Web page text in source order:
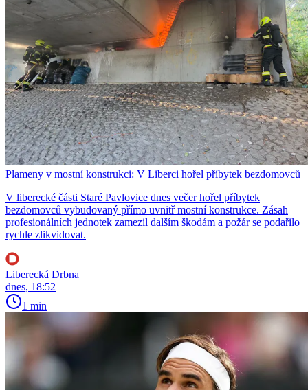
Plameny v mostní konstrukci: V Liberci hořel příbytek bezdomovců
V liberecké části Staré Pavlovice dnes večer hořel příbytek
bezdomovců vybudovaný přímo uvnitř mostní konstrukce. Zásah
profesionálních jednotek zamezil dalším škodám a požár se podařilo
rychle zlikvidovat.
Liberecká Drbna
dnes, 18:52
1 min